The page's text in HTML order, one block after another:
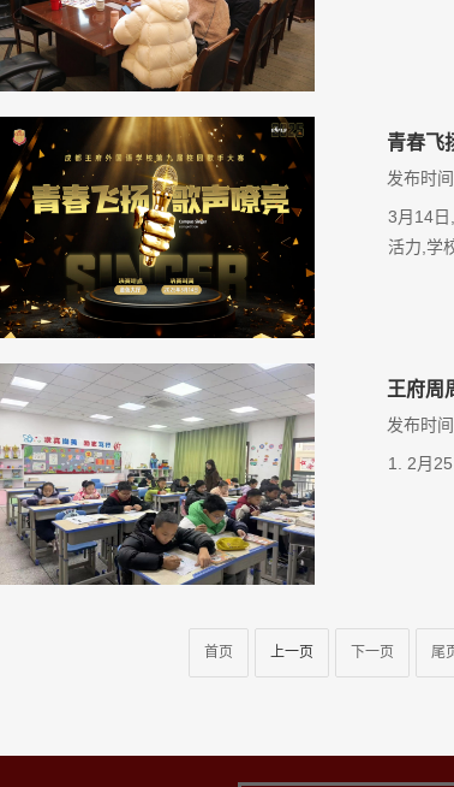
青春飞
发布时
3月14日
活力,学
王府周
发布时
1. 2月
首页 上一页 下一页 尾